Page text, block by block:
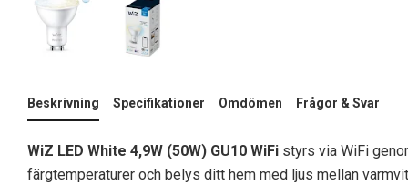
Beskrivning Specifikationer Omdömen Frågor & Svar
WiZ LED White 4,9W (50W) GU10 WiFi styrs via WiFi
färgtemperaturer och belys ditt hem med ljus mellan